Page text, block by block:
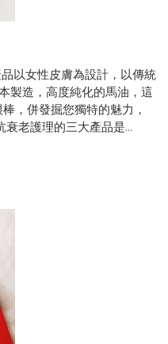
以女性皮膚為設計，以傳統
製造，高度純化的馬油，這
，併發掘您獨特的魅力，
老護理的三大產品是...